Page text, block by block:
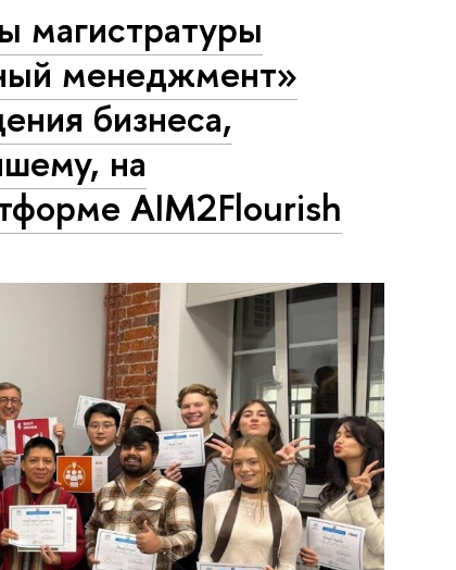
магистратуры
менеджмент»
бизнеса,
на
AIM2Flourish